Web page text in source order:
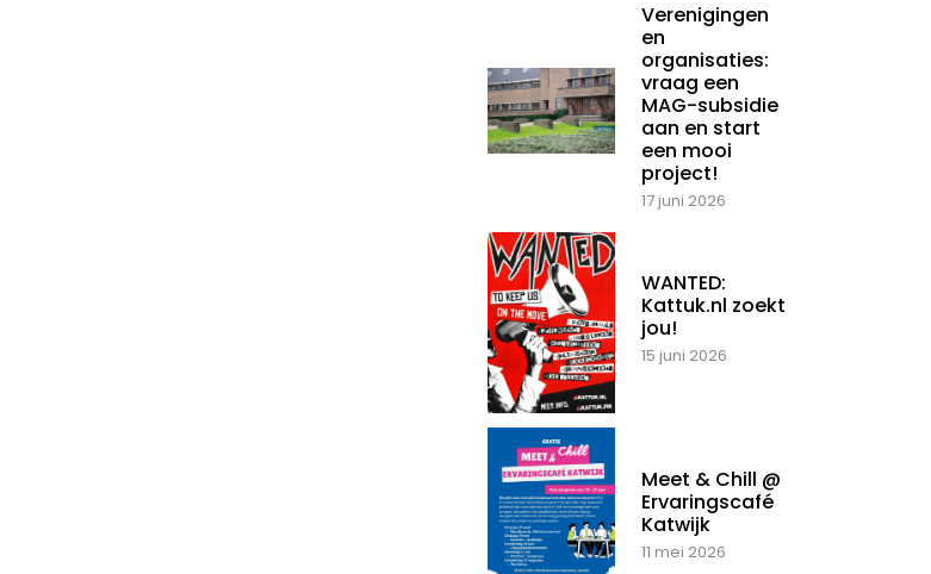
Verenigingen
en
organisaties:
vraag een
MAG-subsidie
aan en start
een mooi
project!
17 juni 2026
WANTED:
Kattuk.nl zoekt
jou!
15 juni 2026
Meet & Chill @
Ervaringscafé
Katwijk
11 mei 2026